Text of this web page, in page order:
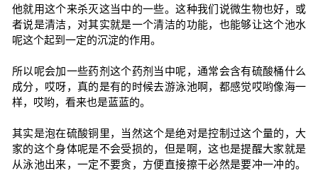
他就用这个来杀灭这当中的一些。这种我们说微生物也好，或
者说是清洁，对其实就是一个清洁的功能，也能够让这个池水
呢这个起到一定的沉淀的作用。
所以呢会加一些药剂这个药剂当中呢，通常会含有硫酸桶什么
成分，哎呀，真的是有的时候去游泳池啊，都感觉哎哟像海一
样，哎哟，看来也是蓝蓝的。
其实是泡在硫酸铜里，当然这个是绝对是控制过这个量的，大
家的这个身体呢是不会受损的，但是啊，这也是提醒大家就是
从泳池出来，一定不要贪，方便直接擦干必然是要冲一冲的。